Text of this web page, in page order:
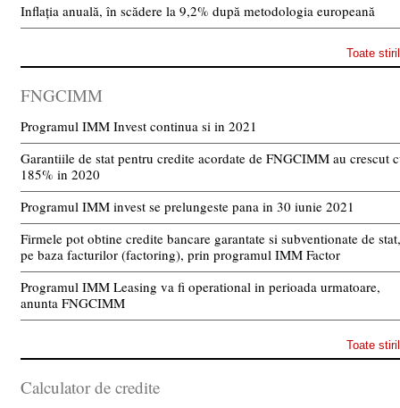
Inflația anuală, în scădere la 9,2% după metodologia europeană
Toate
FNGCIMM
Programul IMM Invest continua si in 2021
Garantiile de stat pentru credite acordate de FNGCIMM au crescut
185% in 2020
Programul IMM invest se prelungeste pana in 30 iunie 2021
Firmele pot obtine credite bancare garantate si subventionate de stat,
pe baza facturilor (factoring), prin programul IMM Factor
Programul IMM Leasing va fi operational in perioada urmatoare,
anunta FNGCIMM
Toate
Calculator de credite